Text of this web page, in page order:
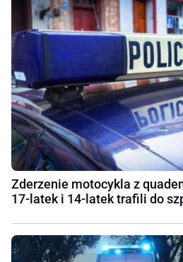
Zderzenie motocykla z
17-latek i 14-latek trafili do